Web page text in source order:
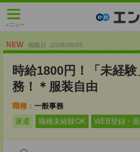
メニュー
NEW 掲載日 :2026/08/05
時給1800円！「未経
務！＊服装自由
職種： 一般事務
派遣
職種未経験OK WEB登録・